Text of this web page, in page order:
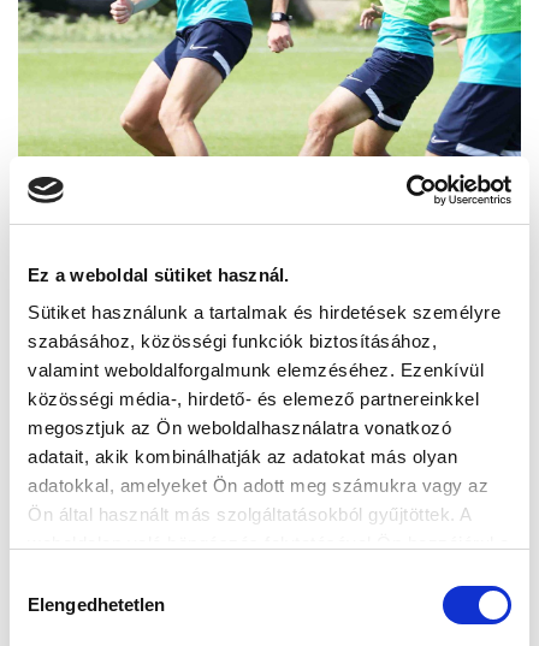
Ez a weboldal sütiket használ.
Sütiket használunk a tartalmak és hirdetések személyre
szabásához, közösségi funkciók biztosításához,
valamint weboldalforgalmunk elemzéséhez. Ezenkívül
közösségi média-, hirdető- és elemező partnereinkkel
megosztjuk az Ön weboldalhasználatra vonatkozó
adatait, akik kombinálhatják az adatokat más olyan
adatokkal, amelyeket Ön adott meg számukra vagy az
Ön által használt más szolgáltatásokból gyűjtöttek. A
kiválasztása
Elengedhetetlen